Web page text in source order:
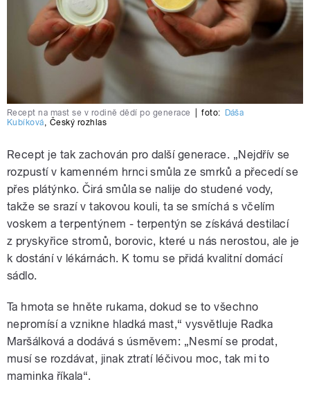
Recept na mast se v rodině dědí po generace foto:
Dáša
Kubíková, Český rozhlas
Recept je tak zachován pro další generace. „Nejdřív se
rozpustí v kamenném hrnci smůla ze smrků a přecedí se
přes plátýnko. Čirá smůla se nalije do studené vody,
takže se srazí v takovou kouli, ta se smíchá s včelím
voskem a terpentýnem - terpentýn se získává destilací
z pryskyřice stromů, borovic, které u nás nerostou, ale je
k dostání v lékárnách. K tomu se přidá kvalitní domácí
sádlo.
Ta hmota se hněte rukama, dokud se to všechno
nepromísí a vznikne hladká mast,“ vysvětluje Radka
Maršálková a dodává s úsměvem: „Nesmí se prodat,
musí se rozdávat, jinak ztratí léčivou moc, tak mi to
maminka říkala“.